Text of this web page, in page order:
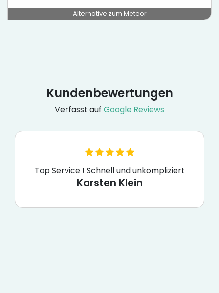
Alternative zum Meteor
Kundenbewertungen
Verfasst auf Google Reviews
Top Service ! Schnell und unkompliziert
Karsten Klein